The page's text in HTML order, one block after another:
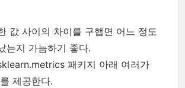
값 사이의 차이를 구햅면 어느 정도
는지 가늠하기 좋다.
패키지 아래 여러가
제공한다.